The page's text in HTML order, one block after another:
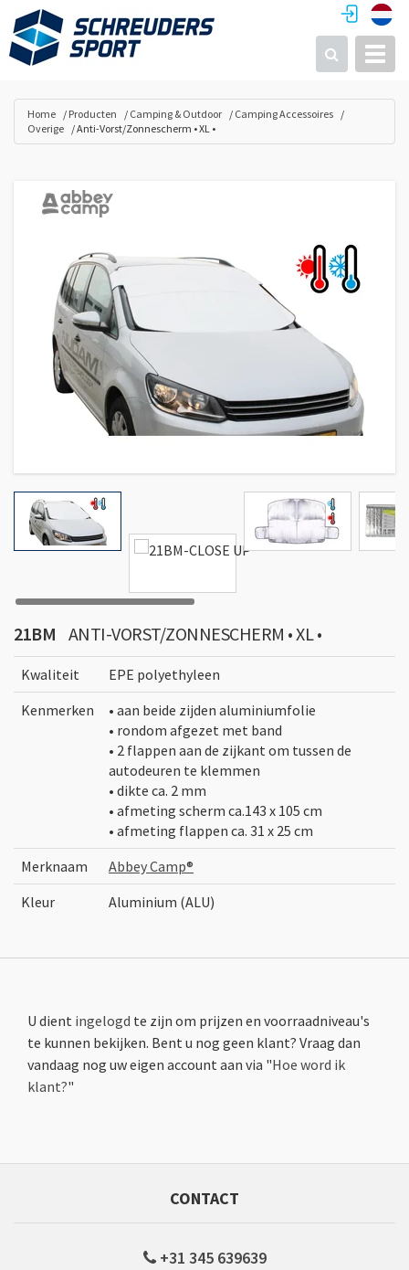
Zoeken
Home Producten Camping & Outdoor
Camping Accessoires
Overige
Anti-Vorst/Zonnescherm • XL •
21BM ANTI-VORST/ZONNESCHERM • XL •
Kwaliteit
EPE polyethyleen
Kenmerken
• aan beide zijden aluminiumfolie
• rondom afgezet met band
• 2 flappen aan de zijkant om tussen de
autodeuren te klemmen
• dikte ca. 2 mm
• afmeting scherm ca.143 x 105 cm
• afmeting flappen ca. 31 x 25 cm
Merknaam
Abbey Camp®
Kleur
Aluminium (ALU)
U dient ingelogd te zijn om prijzen en voorraadniveau's
te kunnen bekijken. Bent u nog geen klant? Vraag dan
vandaag nog uw eigen account aan via "Hoe word ik
klant?"
CONTACT
+31 345 639639